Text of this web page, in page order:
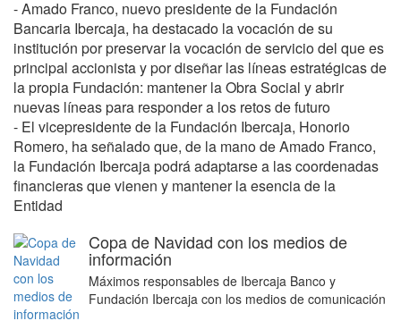
- Amado Franco, nuevo presidente de la Fundación
Bancaria Ibercaja, ha destacado la vocación de su
institución por preservar la vocación de servicio del que es
principal accionista y por diseñar las líneas estratégicas de
la propia Fundación: mantener la Obra Social y abrir
nuevas líneas para responder a los retos de futuro
- El vicepresidente de la Fundación Ibercaja, Honorio
Romero, ha señalado que, de la mano de Amado Franco,
la Fundación Ibercaja podrá adaptarse a las coordenadas
financieras que vienen y mantener la esencia de la
Entidad
Copa de Navidad con los medios de
información
Máximos responsables de Ibercaja Banco y
Fundación Ibercaja con los medios de comunicación